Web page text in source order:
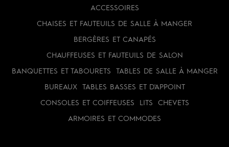
ACCESSOIRES
CHAISES ET FAUTEUILS DE SALLE À MANGER
BERGÈRES ET CANAPÉS
CHAUFFEUSES ET FAUTEUILS DE SALON
BANQUETTES ET TABOURETS TABLES DE SALLE À MANGER
BUREAUX TABLES BASSES ET D'APPOINT
CONSOLES ET COIFFEUSES LITS CHEVETS
ARMOIRES ET COMMODES